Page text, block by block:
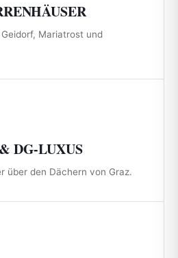
Mariatrost und
DG-LUXUS
über den Dächern von Graz.